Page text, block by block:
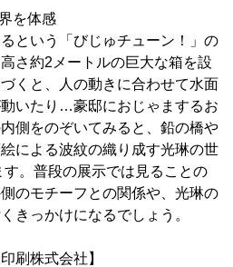
を体感
という「びじゅチューン！」の
さ約2メートルの巨大な箱を設
くと、人の動きに合わせて水面
いたり…豪邸におじゃまするお
側をのぞいてみると、鉛の橋や
による波紋の織り成す光琳の世
。普段の展示では見ることの
のモチーフとの関係や、光琳の
きっかけになるでしょう。
刷株式会社】